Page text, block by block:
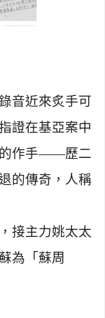
音近來炙手可
證在基亞案中
的作手——歷二
的傳奇，人稱
接主力姚太太
為「蘇周